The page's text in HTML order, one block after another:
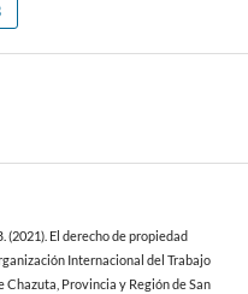
(2021). El derecho de propiedad
Internacional del Trabajo
Provincia y Región de San